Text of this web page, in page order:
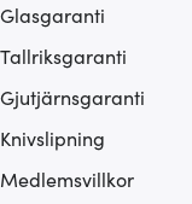
Glasgaranti
Tallriksgaranti
Gjutjärnsgaranti
Knivslipning
Medlemsvillkor